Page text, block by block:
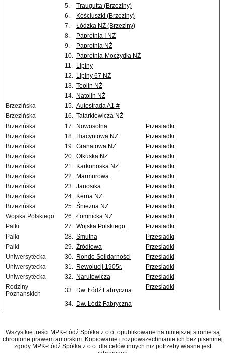
5.
Traugutta (Brzeziny)
6.
Kościuszki (Brzeziny)
7.
Łódzka NŻ (Brzeziny)
8.
Paprotnia I NŻ
9.
Paprotnia NŻ
10. Paprotnia-Moczydła NŻ
11.
Lipiny
12. Lipiny 67 NŻ
13. Teolin NŻ
14. Natolin NŻ
Brzezińska
15. Autostrada A1 #
Brzezińska
16. Tatarkiewicza NŻ
Brzezińska
17. Nowosolna
Przesiadki
Brzezińska
18. Hiacyntowa NŻ
Przesiadki
Brzezińska
19. Granatowa NŻ
Przesiadki
Brzezińska
20. Olkuska NŻ
Przesiadki
Brzezińska
21. Karkonoska NŻ
Przesiadki
Brzezińska
22. Marmurowa
Przesiadki
Brzezińska
23. Janosika
Przesiadki
Brzezińska
24. Kerna NŻ
Przesiadki
Brzezińska
25. Śnieżna NŻ
Przesiadki
Wojska Polskiego
26. Łomnicka NŻ
Przesiadki
Palki
27. Wojska Polskiego
Przesiadki
Palki
28. Smutna
Przesiadki
Palki
29. Źródłowa
Przesiadki
Uniwersytecka
30. Rondo Solidarności
Przesiadki
Uniwersytecka
31. Rewolucji 1905r.
Przesiadki
Uniwersytecka
32. Narutowicza
Przesiadki
Rodziny
Poznańskich
33. Dw. Łódź Fabryczna Przesiadki
34. Dw. Łódź Fabryczna
Wszystkie treści MPK-Łódź Spółka z o.o. opublikowane na niniejszej stronie są
chronione prawem autorskim. Kopiowanie i rozpowszechnianie ich bez pisemnej
zgody MPK-Łódź Spółka z o.o. dla celów innych niż potrzeby własne jest